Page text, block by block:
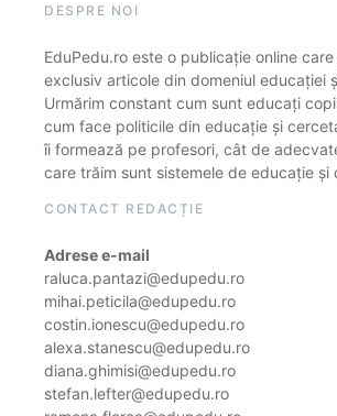
DESPRE NOI
EduPedu.ro este o publicație online
exclusiv articole din domeniul educației
Urmărim constant cum sunt educați
cum face politicile din educație și
îi formează pe profesori, cât de
care trăim sunt sistemele de educație și
CONTACT REDACȚIE
Adrese e-mail
raluca.pantazi@edupedu.ro
mihai.peticila@edupedu.ro
costin.ionescu@edupedu.ro
alexa.stanescu@edupedu.ro
diana.ghimisi@edupedu.ro
stefan.lefter@edupedu.ro